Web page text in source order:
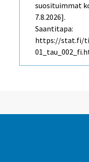
suosituimmat
7.8.2026].
Saantitapa:
https://stat.fi/